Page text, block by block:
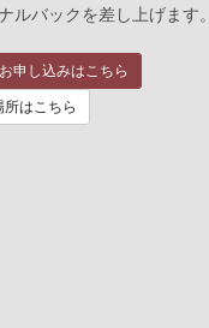
ルバックを差し上げます。
申し込みはこちら
所はこちら